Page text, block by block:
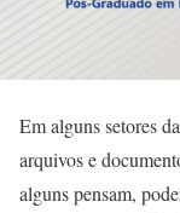
Em alguns setores
arquivos e
alguns pensam,